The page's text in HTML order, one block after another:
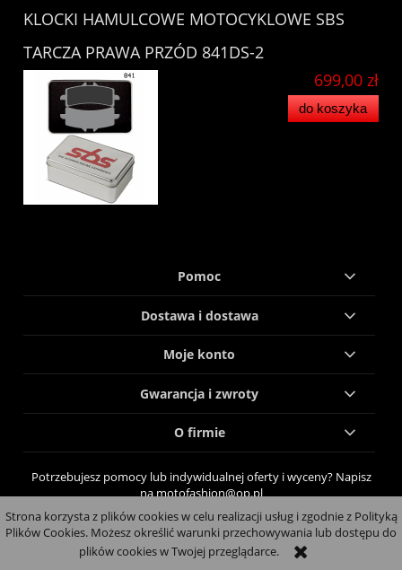
Strona korzysta z plików cookies w celu realizacji usług i zgodnie z Polityką
Plików Cookies. Możesz określić warunki przechowywania lub dostępu do
plików cookies w Twojej przeglądarce.
KLOCKI HAMULCOWE MOTOCYKLOWE SBS
TARCZA PRAWA PRZÓD 841DS-2
699,00 zł
do koszyka
Pomoc
Dostawa i dostawa
Moje konto
Gwarancja i zwroty
O firmie
Potrzebujesz pomocy lub indywidualnej oferty i wyceny? Napisz
na motofashion@op.pl
pokaż pełną wersję strony
Sklep internetowy Shoper.pl